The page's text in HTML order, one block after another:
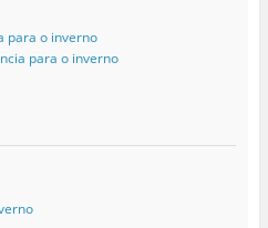
para o inverno
para o inverno